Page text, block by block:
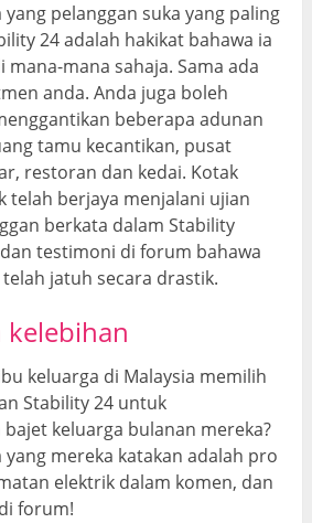
pelanggan suka yang paling
24 adalah hakikat bahawa ia
mana sahaja. Sama ada
anda. Anda juga boleh
beberapa adunan
tamu kecantikan, pusat
restoran dan kedai. Kotak
telah berjaya menjalani ujian
berkata dalam Stability
testimoni di forum bahawa
jatuh secara drastik.
kelebihan
keluarga di Malaysia memilih
Stability 24 untuk
keluarga bulanan mereka?
mereka katakan adalah pro
elektrik dalam komen, dan
forum!